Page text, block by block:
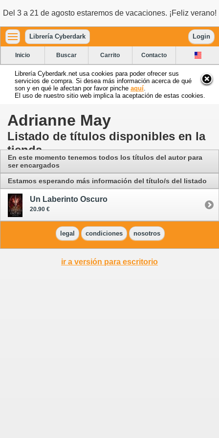
Del 3 a 21 de agosto estaremos de vacaciones. ¡Feliz verano!
Librería Cyberdark Login
Inicio Buscar Carrito Contacto
Librería Cyberdark.net usa cookies para poder ofrecer sus
servicios de compra. Si desea más información acerca de qué
son y en qué le afectan por favor pinche aquí
El uso de nuestro sitio web implica la aceptación de estas cookies.
Adrianne May
Listado de títulos disponibles en la
tienda
En este momento tenemos todos los títulos del autor para
ser encargados
Estamos esperando más información del título/s del listado
Un Laberinto Oscuro
20.90 €
legal condiciones nosotros
ir a versión para escritorio